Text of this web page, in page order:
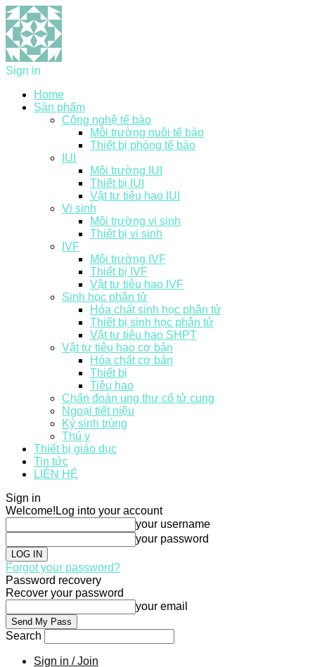
Sign in
Home
Sản phẩm
Công nghệ tế bào
Môi trường nuôi tế bào
Thiết bị phòng tế bào
IUI
Môi trường IUI
Thiết bị IUI
Vật tư tiêu hao IUI
Vi sinh
Môi trường vi sinh
Thiết bị vi sinh
IVF
Môi trường IVF
Thiết bị IVF
Vật tư tiêu hao IVF
Sinh học phân tử
Hóa chất sinh học phân tử
Thiết bị sinh học phân tử
Vật tư tiêu hao SHPT
Vật tư tiêu hao cơ bản
Hóa chất cơ bản
Thiết bị
Tiêu hao
Chẩn đoán ung thư cổ tử cung
Ngoại tiết niệu
Ký sinh trùng
Thú y
Thiết bị giáo dục
Tin tức
LIÊN HỆ
Sign in
Welcome! Log into your account
your username
your password
Forgot your password?
Password recovery
Recover your password
your email
Search
Sign in / Join